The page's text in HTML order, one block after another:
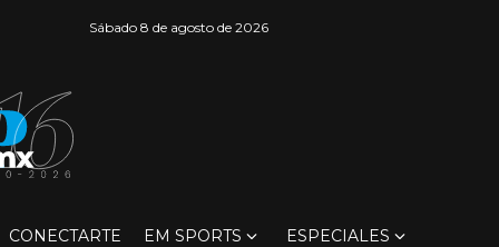
Sábado 8 de agosto de 2026
CONECTARTE EM SPORTS ESPECIALES